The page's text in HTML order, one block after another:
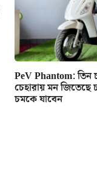
PeV Phantom:
চেহারায় মন
চমকে যাবেন